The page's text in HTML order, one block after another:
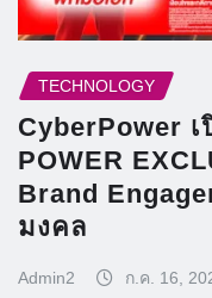
TECHNOLOGY
CyberPower
POWER
Brand
มงคล
Admin2 ก.ค. 16,